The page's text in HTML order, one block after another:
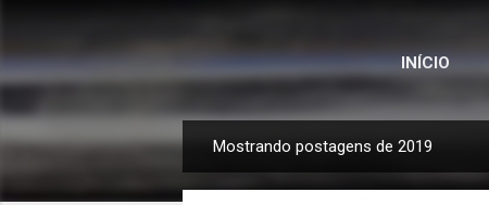
INÍCIO
o
Mostrando postagens de 2019